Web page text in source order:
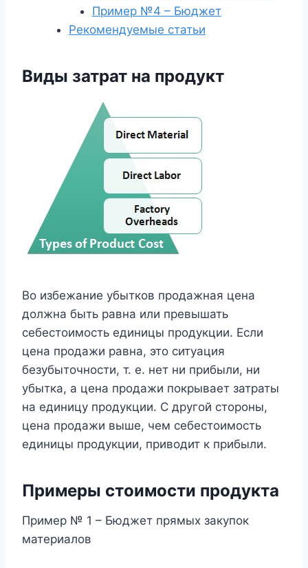
Пример №4 – Бюджет
Рекомендуемые статьи
Виды затрат на продукт
Во избежание убытков продажная цена
должна быть равна или превышать
себестоимость единицы продукции. Если
цена продажи равна, это ситуация
безубыточности, т. е. нет ни прибыли, ни
убытка, а цена продажи покрывает затраты
на единицу продукции. С другой стороны,
цена продажи выше, чем себестоимость
единицы продукции, приводит к прибыли.
Примеры стоимости продукта
Пример № 1 – Бюджет прямых закупок
материалов